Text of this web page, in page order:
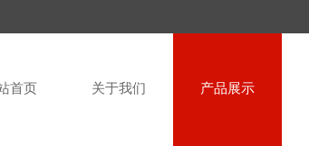
首页 关于我们 产品展示